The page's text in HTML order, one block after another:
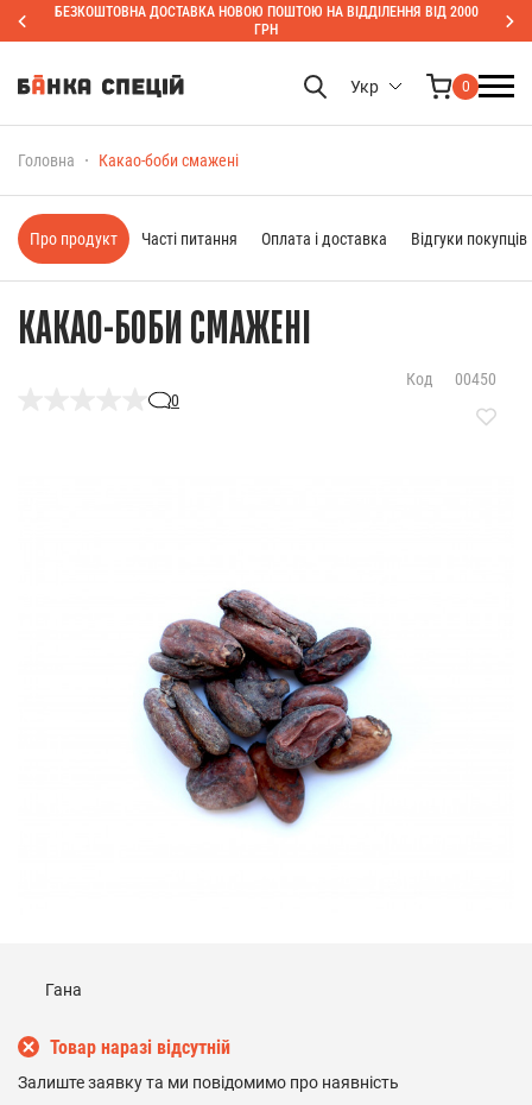
БЕЗКОШТОВНА ДОСТАВКА НОВОЮ ПОШТОЮ НА ВІДДІЛЕННЯ ВІД 2000
ГРН
Укр 0
Головна Какао-боби смажені
КАКАО-БОБИ СМАЖЕНІ
0
Код 00450
Гана
Товар наразі відсутній
Залиште заявку та ми повідомимо про наявність
Про продукт Часті питання Оплата і доставка Відгуки покупців